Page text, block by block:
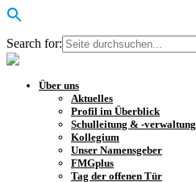
Search for:
Über uns
Aktuelles
Profil im Überblick
Schulleitung & -verwaltung
Kollegium
Unser Namensgeber
FMGplus
Tag der offenen Tür